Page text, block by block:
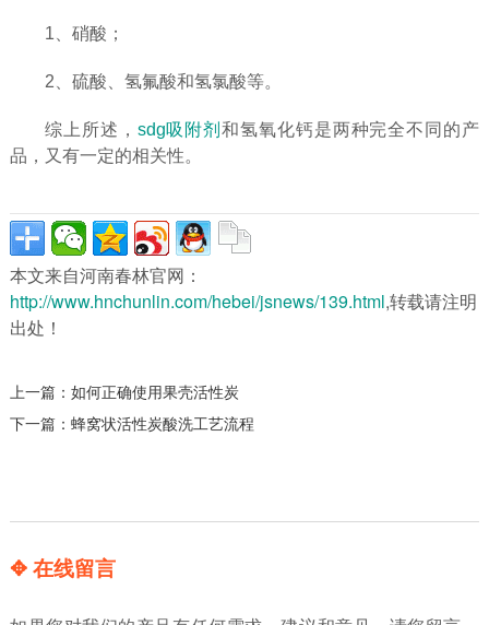
1、硝酸；
2、硫酸、氢氟酸和氢氯酸等。
综上所述， sdg吸附剂和氢氧化钙是两种完全不同的产
品，又有一定的相关性。
本文来自河南春林官网：
http://www.hnchunlin.com/hebei/jsnews/139.html,转载请注明
出处！
上一篇： 如何正确使用果壳活性炭
下一篇： 蜂窝状活性炭酸洗工艺流程
✥ 在线留言